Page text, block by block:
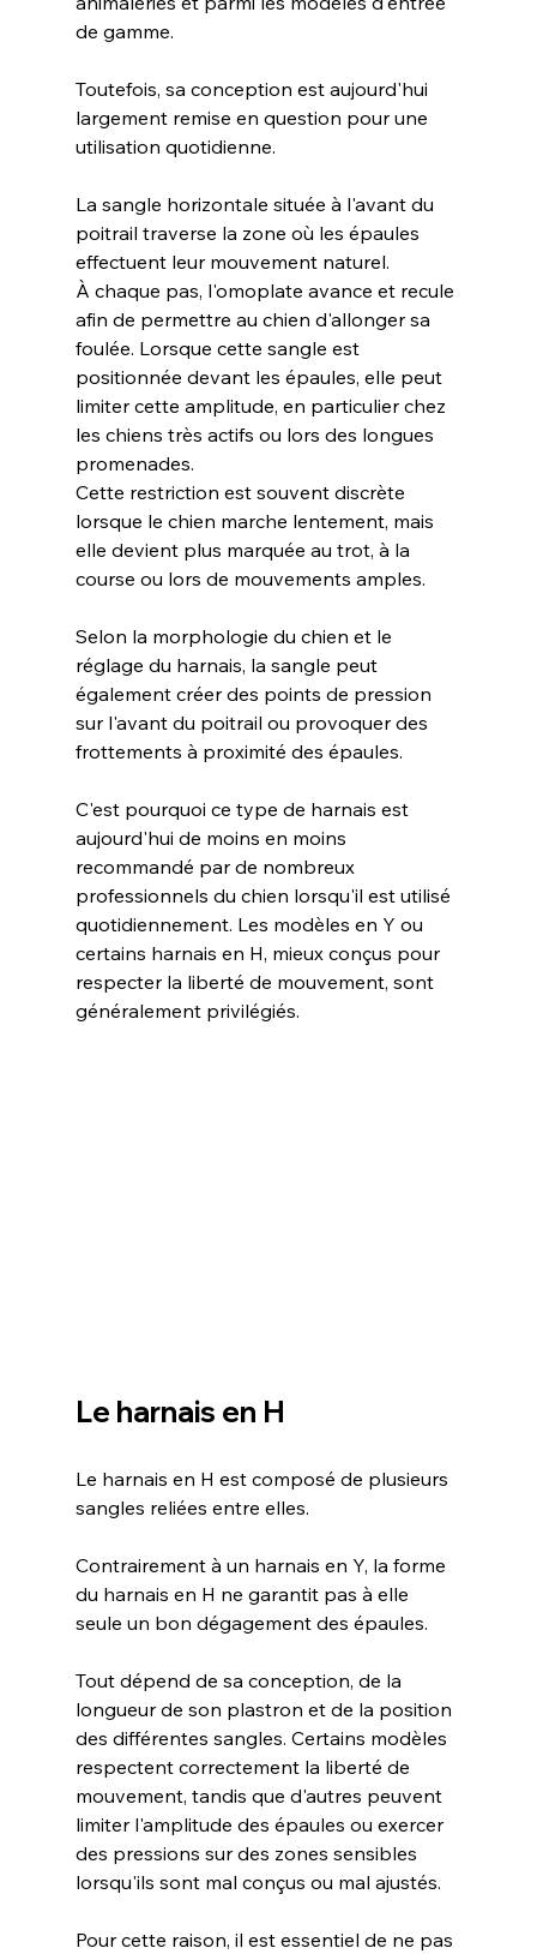
de gamme.
Toutefois, sa conception est aujourd'hui
largement remise en question pour une
utilisation quotidienne.
La sangle horizontale située à l'avant du
poitrail traverse la zone où les épaules
effectuent leur mouvement naturel.
À chaque pas, l'omoplate avance et recule
afin de permettre au chien d'allonger sa
foulée. Lorsque cette sangle est
positionnée devant les épaules, elle peut
limiter cette amplitude, en particulier chez
les chiens très actifs ou lors des longues
promenades.
Cette restriction est souvent discrète
lorsque le chien marche lentement, mais
elle devient plus marquée au trot, à la
course ou lors de mouvements amples.
Selon la morphologie du chien et le
réglage du harnais, la sangle peut
également créer des points de pression
sur l'avant du poitrail ou provoquer des
frottements à proximité des épaules.
C'est pourquoi ce type de harnais est
aujourd'hui de moins en moins
recommandé par de nombreux
professionnels du chien lorsqu'il est utilisé
quotidiennement. Les modèles en Y ou
certains harnais en H, mieux conçus pour
respecter la liberté de mouvement, sont
généralement privilégiés.
Le harnais en H
Le harnais en H est composé de plusieurs
sangles reliées entre elles.
Contrairement à un harnais en Y, la forme
du harnais en H ne garantit pas à elle
seule un bon dégagement des épaules.
Tout dépend de sa conception, de la
longueur de son plastron et de la position
des différentes sangles. Certains modèles
respectent correctement la liberté de
mouvement, tandis que d'autres peuvent
limiter l'amplitude des épaules ou exercer
des pressions sur des zones sensibles
lorsqu'ils sont mal conçus ou mal ajustés.
Pour cette raison, il est essentiel de ne pas